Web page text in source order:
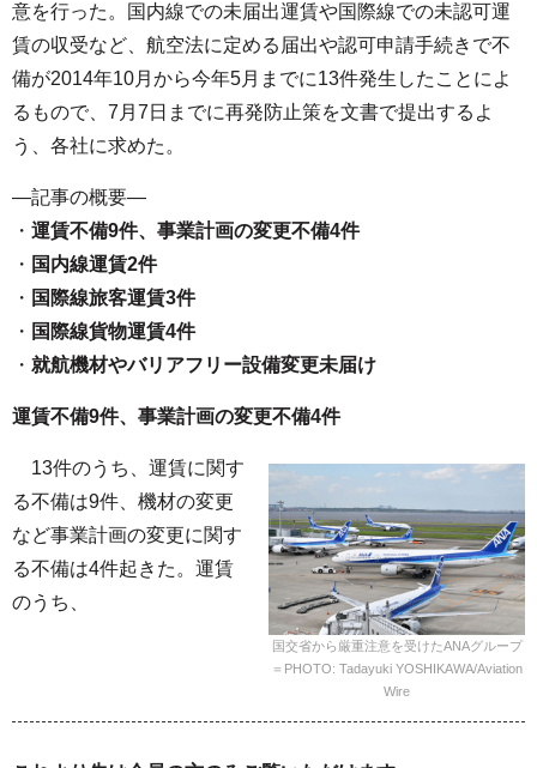
意を行った。国内線での未届出運賃や国際線での未認可運
賃の収受など、航空法に定める届出や認可申請手続きで不
備が2014年10月から今年5月までに13件発生したことによ
るもので、7月7日までに再発防止策を文書で提出するよ
う、各社に求めた。
—記事の概要—
・ 運賃不備9件、事業計画の変更不備4件
・ 国内線運賃2件
・ 国際線旅客運賃3件
・ 国際線貨物運賃4件
・ 就航機材やバリアフリー設備変更未届け
運賃不備9件、事業計画の変更不備4件
国交省から厳重注意を受けたANAグループ
＝PHOTO: Tadayuki YOSHIKAWA/Aviation
Wire
13件のうち、運賃に関す
る不備は9件、機材の変更
など事業計画の変更に関す
る不備は4件起きた。運賃
のうち、